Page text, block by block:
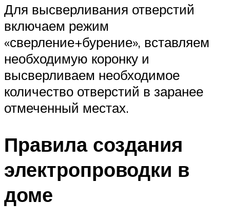
Для высверливания отверстий
включаем режим
«сверление+бурение», вставляем
необходимую коронку и
высверливаем необходимое
количество отверстий в заранее
отмеченный местах.
Правила создания
электропроводки в
доме